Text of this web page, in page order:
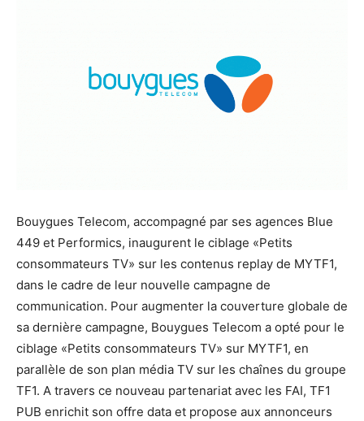
Bouygues Telecom, accompagné par ses agences Blue
449 et Performics, inaugurent le ciblage «Petits
consommateurs TV» sur les contenus replay de MYTF1,
dans le cadre de leur nouvelle campagne de
communication. Pour augmenter la couverture globale de
sa dernière campagne, Bouygues Telecom a opté pour le
ciblage «Petits consommateurs TV» sur MYTF1, en
parallèle de son plan média TV sur les chaînes du groupe
TF1. A travers ce nouveau partenariat avec les FAI, TF1
PUB enrichit son offre data et propose aux annonceurs